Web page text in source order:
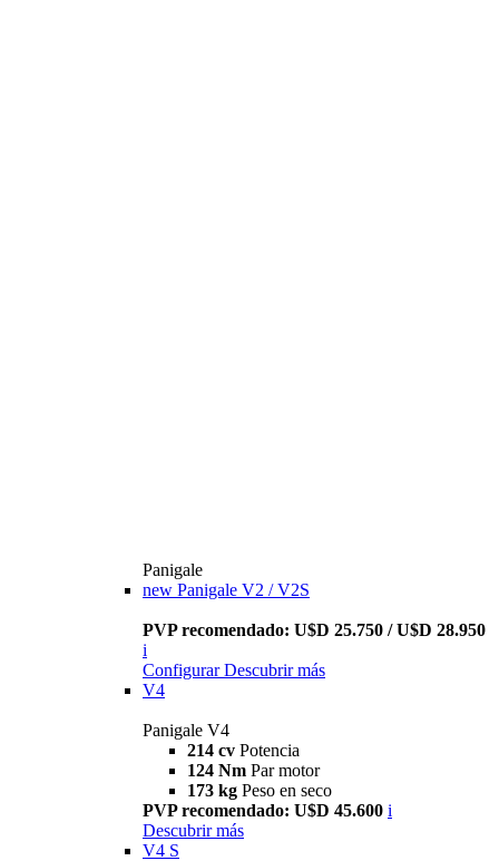
Panigale
new Panigale V2 / V2S
PVP recomendado: U$D 25.750 / U$D 28.950
i
Configurar Descubrir más
V4
Panigale V4
214 cv Potencia
124 Nm Par motor
173 kg Peso en seco
PVP recomendado: U$D 45.600 i
Descubrir más
V4 S